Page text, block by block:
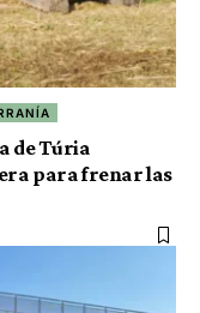
de Túria
para frenar las